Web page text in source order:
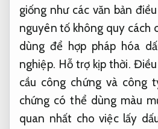
giống như các văn bản
nguyên tố không quy cách
dùng để hợp pháp hóa
nghiệp. Hỗ trợ kịp thời.
cầu công chứng và công
chứng có thể dùng màu
quan nhất cho việc lấy